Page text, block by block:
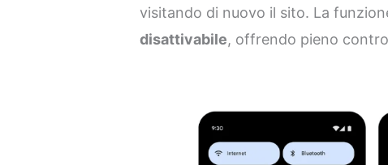
visitando di nuovo il sito. La
disattivabile, offrendo pieno